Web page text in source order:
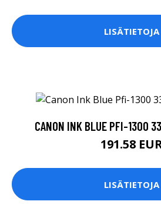
LISÄTIETOJA
CANON INK BLUE PFI-1300
191.58
LISÄTIETOJA